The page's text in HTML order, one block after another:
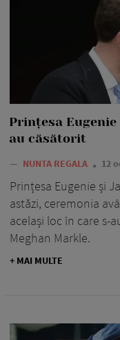
Prințesa
au căsătorit
— NUNTA REGALA 12
Prințesa Eugenie și
astăzi, ceremonia
același loc în care s-
Meghan Markle.
+ MAI MULTE